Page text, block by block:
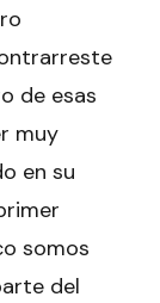
de esas
muy
en su
somos
del